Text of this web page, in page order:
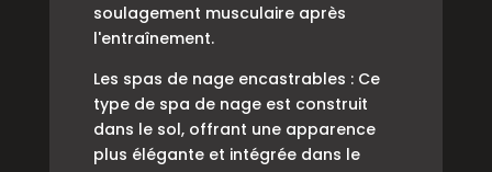
soulagement musculaire après
l'entraînement.
Les spas de nage encastrables : Ce
type de spa de nage est construit
dans le sol, offrant une apparence
plus élégante et intégrée dans le